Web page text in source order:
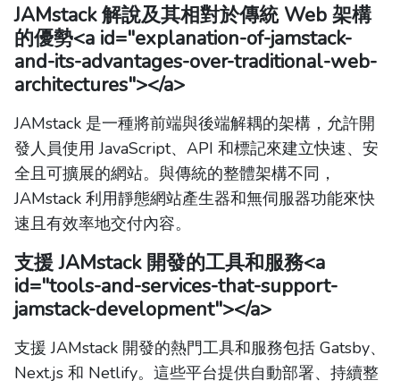
JAMstack 解說及其相對於傳統 Web 架構
的優勢<a id="explanation-of-jamstack-
and-its-advantages-over-traditional-web-
architectures"></a>
JAMstack 是一種將前端與後端解耦的架構，允許開
發人員使用 JavaScript、API 和標記來建立快速、安
全且可擴展的網站。與傳統的整體架構不同，
JAMstack 利用靜態網站產生器和無伺服器功能來快
速且有效率地交付內容。
支援 JAMstack 開發的工具和服務<a
id="tools-and-services-that-support-
jamstack-development"></a>
支援 JAMstack 開發的熱門工具和服務包括 Gatsby、
Next.js 和 Netlify。這些平台提供自動部署、持續整